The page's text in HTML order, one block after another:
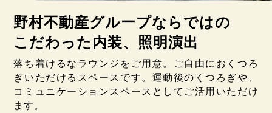
野村不動産グループならではの
こだわった内装、照明演出
落ち着けるなラウンジをご用意。ご自由におくつろ
ぎいただけるスペースです。運動後のくつろぎや、
コミュニケーションスペースとしてご活用いただけ
ます。